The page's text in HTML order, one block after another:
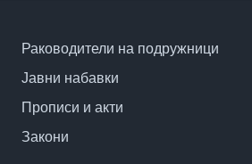
Раководители на подружници
Јавни набавки
Прописи и акти
Закони